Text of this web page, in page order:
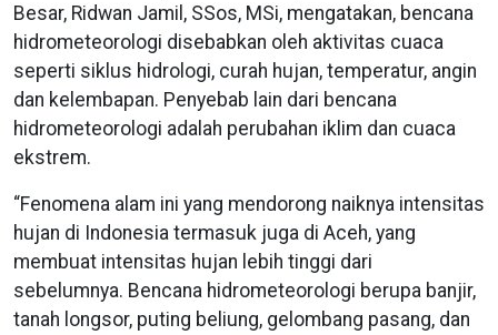
Besar, Ridwan Jamil, SSos, MSi, mengatakan, bencana
hidrometeorologi disebabkan oleh aktivitas cuaca
seperti siklus hidrologi, curah hujan, temperatur, angin
dan kelembapan. Penyebab lain dari bencana
hidrometeorologi adalah perubahan iklim dan cuaca
ekstrem.
“Fenomena alam ini yang mendorong naiknya intensitas
hujan di Indonesia termasuk juga di Aceh, yang
membuat intensitas hujan lebih tinggi dari
sebelumnya. Bencana hidrometeorologi berupa banjir,
tanah longsor, puting beliung, gelombang pasang, dan